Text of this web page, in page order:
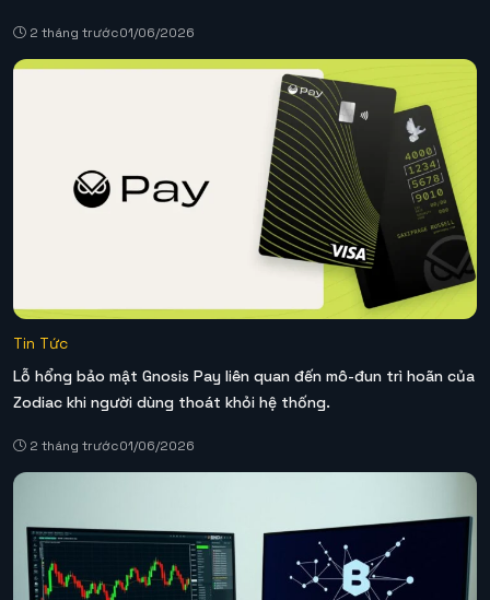
2 tháng trước01/06/2026
Tin Tức
Lỗ hổng bảo mật Gnosis Pay liên quan đến mô-đun trì hoãn của
Zodiac khi người dùng thoát khỏi hệ thống.
2 tháng trước01/06/2026